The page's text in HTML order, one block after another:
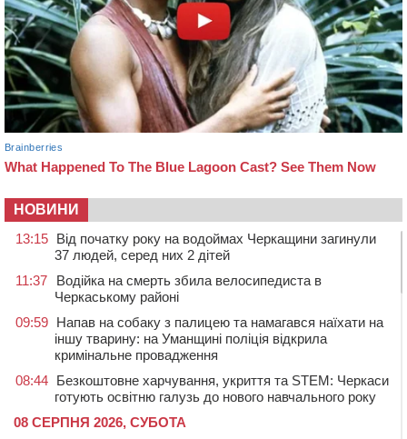
НОВИНИ
13:15 Від початку року на водоймах Черкащини загинули
37 людей, серед них 2 дітей
11:37
Водійка на смерть збила велосипедиста в
Черкаському районі
09:59 Напав на собаку з палицею та намагався наїхати на
іншу тварину: на Уманщині поліція відкрила
кримінальне провадження
08:44 Безкоштовне харчування, укриття та STEM: Черкаси
готують освітню галузь до нового навчального року
08 СЕРПНЯ 2026, СУБОТА